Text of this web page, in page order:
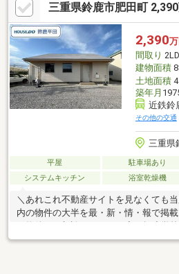
三重県鈴鹿市肥田町
2,390
間取り
建物面積
土地面積
築年月
近鉄鈴
その他の交通
三重県
平屋 駐車場あり
システムキッチン
浴室乾燥機
＼あれこれ不動産サイトを見なくても
内の物件の大半を最・新・情・報で掲
鹿線/柳駅まで徒歩約8分◆1階のみで